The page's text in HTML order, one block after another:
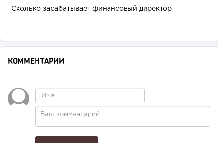
Сколько зарабатывает финансовый директор
КОММЕНТАРИИ